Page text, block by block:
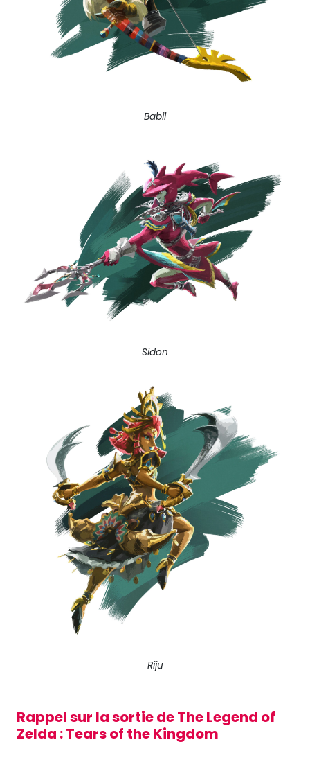
Babil
Sidon
Riju
Rappel sur la sortie de The Legend of
Zelda : Tears of the Kingdom